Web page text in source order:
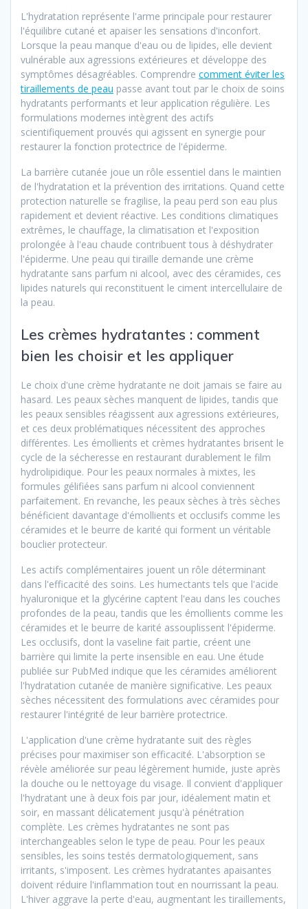
L'hydratation représente l'arme principale pour restaurer
l'équilibre cutané et apaiser les sensations d'inconfort.
Lorsque la peau manque d'eau ou de lipides, elle devient
vulnérable aux agressions extérieures et développe des
symptômes désagréables. Comprendre comment éviter les
tiraillements de peau passe avant tout par le choix de soins
hydratants performants et leur application régulière. Les
formulations modernes intègrent des actifs
scientifiquement prouvés qui agissent en synergie pour
restaurer la fonction protectrice de l'épiderme.
La barrière cutanée joue un rôle essentiel dans le maintien
de l'hydratation et la prévention des irritations. Quand cette
protection naturelle se fragilise, la peau perd son eau plus
rapidement et devient réactive. Les conditions climatiques
extrêmes, le chauffage, la climatisation et l'exposition
prolongée à l'eau chaude contribuent tous à déshydrater
l'épiderme. Une peau qui tiraille demande une crème
hydratante sans parfum ni alcool, avec des céramides, ces
lipides naturels qui reconstituent le ciment intercellulaire de
la peau.
Les crèmes hydratantes : comment
bien les choisir et les appliquer
Le choix d'une crème hydratante ne doit jamais se faire au
hasard. Les peaux sèches manquent de lipides, tandis que
les peaux sensibles réagissent aux agressions extérieures,
et ces deux problématiques nécessitent des approches
différentes. Les émollients et crèmes hydratantes brisent le
cycle de la sécheresse en restaurant durablement le film
hydrolipidique. Pour les peaux normales à mixtes, les
formules gélifiées sans parfum ni alcool conviennent
parfaitement. En revanche, les peaux sèches à très sèches
bénéficient davantage d'émollients et occlusifs comme les
céramides et le beurre de karité qui forment un véritable
bouclier protecteur.
Les actifs complémentaires jouent un rôle déterminant
dans l'efficacité des soins. Les humectants tels que l'acide
hyaluronique et la glycérine captent l'eau dans les couches
profondes de la peau, tandis que les émollients comme les
céramides et le beurre de karité assouplissent l'épiderme.
Les occlusifs, dont la vaseline fait partie, créent une
barrière qui limite la perte insensible en eau. Une étude
publiée sur PubMed indique que les céramides améliorent
l'hydratation cutanée de manière significative. Les peaux
sèches nécessitent des formulations avec céramides pour
restaurer l'intégrité de leur barrière protectrice.
L'application d'une crème hydratante suit des règles
précises pour maximiser son efficacité. L'absorption se
révèle améliorée sur peau légèrement humide, juste après
la douche ou le nettoyage du visage. Il convient d'appliquer
l'hydratant une à deux fois par jour, idéalement matin et
soir, en massant délicatement jusqu'à pénétration
complète. Les crèmes hydratantes ne sont pas
interchangeables selon le type de peau. Pour les peaux
sensibles, les soins testés dermatologiquement, sans
irritants, s'imposent. Les crèmes hydratantes apaisantes
doivent réduire l'inflammation tout en nourrissant la peau.
L'hiver aggrave la perte d'eau, augmentant les tiraillements,